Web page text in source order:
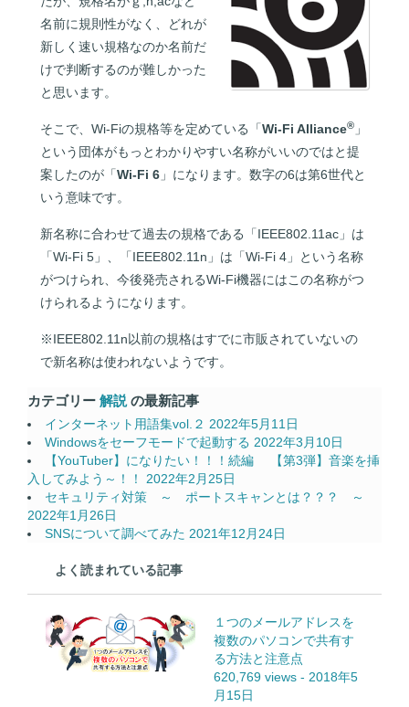
名前に規則性がなく、どれが
新しく速い規格なのか名前だ
けで判断するのが難しかった
と思います。
そこで、Wi-Fiの規格等を定めている「Wi-Fi Alliance® 」
という団体がもっとわかりやすい名称がいいのではと提
案したのが「Wi-Fi 6 」になります。数字の6は第6世代と
いう意味です。
新名称に合わせて過去の規格である「IEEE802.11ac」は
「Wi-Fi 5」、「IEEE802.11n」は「Wi-Fi 4」という名称
がつけられ、今後発売されるWi-Fi機器にはこの名称がつ
けられるようになります。
※IEEE802.11n以前の規格はすでに市販されていないの
で新名称は使われないようです。
カテゴリー 解説 の最新記事
インターネット用語集vol.２ 2022年5月11日
Windowsをセーフモードで起動する 2022年3月10日
【YouTuber】になりたい！！！続編 【第3弾】音楽を挿
入してみよう～！！ 2022年2月25日
セキュリティ対策 ～ ポートスキャンとは？？？ ～
2022年1月26日
SNSについて調べてみた 2021年12月24日
よく読まれている記事
１つのメールアドレスを
複数のパソコンで共有す
る方法と注意点
620,769 views - 2018年5
月15日